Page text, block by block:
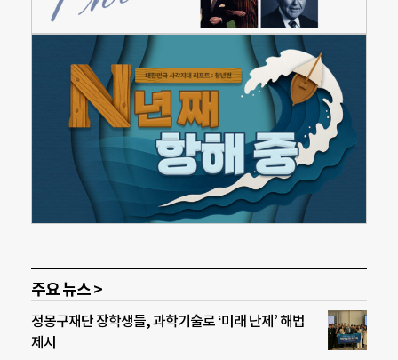
주요 뉴스 >
정몽구재단 장학생들, 과학기술로 ‘미래 난제’ 해법
제시